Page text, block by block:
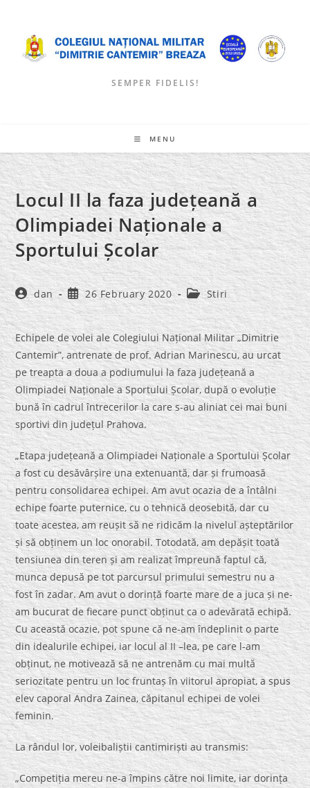
content
SEMPER FIDELIS!
MENU
Locul II la faza județeană a
Olimpiadei Naționale a
Sportului Școlar
Post
author:
dan
Post
published:
26 February 2020
Post
category:
Stiri
Echipele de volei ale Colegiului Național Militar „Dimitrie
Cantemir”, antrenate de prof. Adrian Marinescu, au urcat
pe treapta a doua a podiumului la faza județeană a
Olimpiadei Naționale a Sportului Școlar, după o evoluție
bună în cadrul întrecerilor la care s-au aliniat cei mai buni
sportivi din județul Prahova.
„Etapa județeană a Olimpiadei Naționale a Sportului Școlar
a fost cu desăvârșire una extenuantă, dar și frumoasă
pentru consolidarea echipei. Am avut ocazia de a întâlni
echipe foarte puternice, cu o tehnică deosebită, dar cu
toate acestea, am reușit să ne ridicăm la nivelul așteptărilor
și să obținem un loc onorabil. Totodată, am depășit toată
tensiunea din teren și am realizat împreună faptul că,
munca depusă pe tot parcursul primului semestru nu a
fost în zadar. Am avut o dorință foarte mare de a juca și ne-
am bucurat de fiecare punct obținut ca o adevărată echipă.
Cu această ocazie, pot spune că ne-am îndeplinit o parte
din idealurile echipei, iar locul al II –lea, pe care l-am
obținut, ne motivează să ne antrenăm cu mai multă
seriozitate pentru un loc fruntaș în viitorul apropiat, a spus
elev caporal Andra Zainea, căpitanul echipei de volei
feminin.
La rândul lor, voleibaliștii cantimiriști au transmis:
„Competiția mereu ne-a împins către noi limite, iar dorința